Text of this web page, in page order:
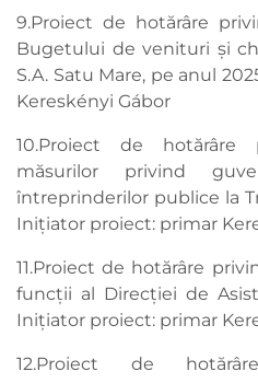
9.Proiect de hotărâre
Bugetului de venituri şi
S.A. Satu Mare, pe anul
Kereskényi Gábor
10.Proiect de hotărâre
măsurilor privind
întreprinderilor publice la
Inițiator proiect: primar
11.Proiect de hotărâre
funcții al Direcției de
Inițiator proiect: primar
12.Proiect de